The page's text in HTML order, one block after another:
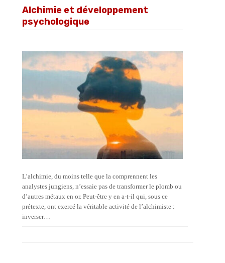
Alchimie et développement
psychologique
L’alchimie, du moins telle que la comprennent les
analystes jungiens, n’essaie pas de transformer le plomb ou
d’autres métaux en or. Peut-être y en a-t-il qui, sous ce
prétexte, ont exercé la véritable activité de l’alchimiste :
inverser…